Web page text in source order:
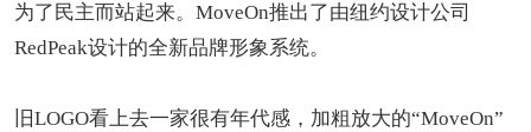
为了民主而站起来。MoveOn推出了由纽约设计公司
RedPeak设计的全新品牌形象系统。
旧LOGO看上去一家很有年代感，加粗放大的“MoveOn”